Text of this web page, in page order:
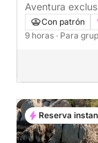
Aventura
Con patrón
9 horas · Para
Reserva